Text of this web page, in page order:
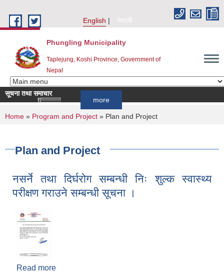
English
नेपाली
Phungling Municipality
Taplejung, Koshi Province, Government of
Nepal
सूचना तथा समाचार
सूचना!!!!!!!!!!
You are here
Home » Program and Project » Plan and Project
Plan and Project
नसर्ने तथा दिर्घरोग सम्बन्धी निः शुल्क स्वास्थ्य
परीक्षण गराउने सम्बन्धी सूचना ।
Read more